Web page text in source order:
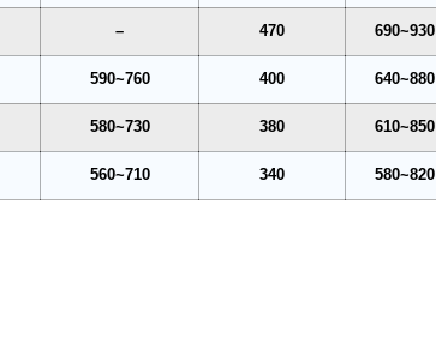
– 470 690~930
590~760 400 640~880
580~730 380 610~850
560~710 340 580~820